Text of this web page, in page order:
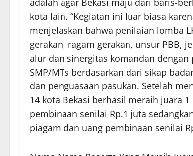
adalah agar Bekasi maju dari baris-
kota lain. “Kegiatan ini luar biasa
menjelaskan bahwa penilaian lomba
gerakan, ragam gerakan, unsur PBB,
alur dan sinergitas komandan
SMP/MTs berdasarkan dari sikap
dan penguasaan pasukan. Setelah
14 kota Bekasi berhasil meraih juara
pembinaan senilai Rp.1 juta
piagam dan uang pembinaan senilai